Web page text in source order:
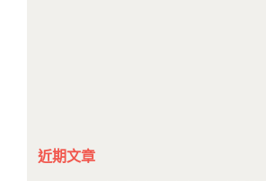
近期文章